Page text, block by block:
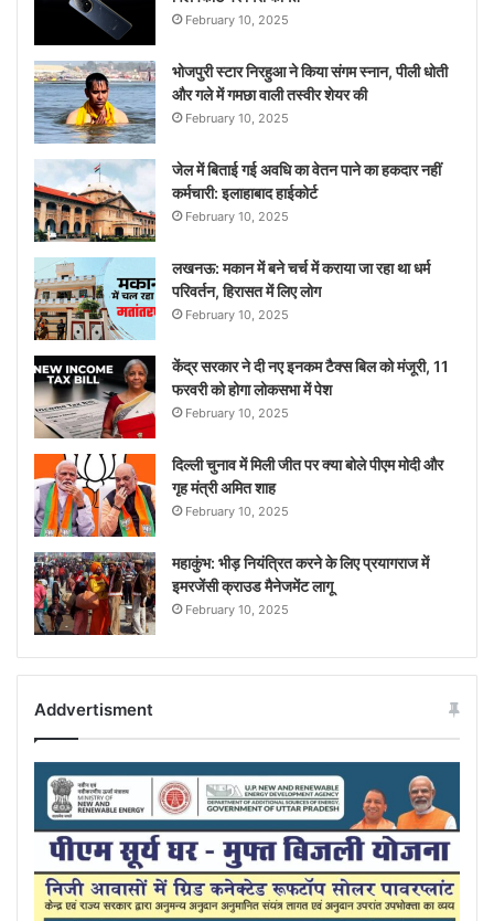
February 10, 2025
भोजपुरी स्टार निरहुआ ने किया संगम स्नान, पीली धोती
और गले में गमछा वाली तस्वीर शेयर की
February 10, 2025
जेल में बिताई गई अवधि का वेतन पाने का हकदार नहीं
कर्मचारी: इलाहाबाद हाईकोर्ट
February 10, 2025
लखनऊ: मकान में बने चर्च में कराया जा रहा था धर्म
परिवर्तन, हिरासत में लिए लोग
February 10, 2025
केंद्र सरकार ने दी नए इनकम टैक्स बिल को मंजूरी, 11
फरवरी को होगा लोकसभा में पेश
February 10, 2025
दिल्ली चुनाव में मिली जीत पर क्या बोले पीएम मोदी और
गृह मंत्री अमित शाह
February 10, 2025
महाकुंभ: भीड़ नियंत्रित करने के लिए प्रयागराज में
इमरजेंसी क्राउड मैनेजमेंट लागू
February 10, 2025
Addvertisment